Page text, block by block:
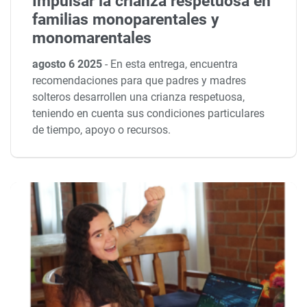
familias monoparentales y
monomarentales
agosto 6 2025- En esta entrega, encuentra
recomendaciones para que padres y madres
solteros desarrollen una crianza respetuosa,
teniendo en cuenta sus condiciones particulares
de tiempo, apoyo o recursos.